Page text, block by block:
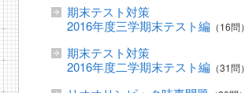
期末テスト対策
2016年度三学期末テスト編（16問）
期末テスト対策
2016年度二学期末テスト編（31問）